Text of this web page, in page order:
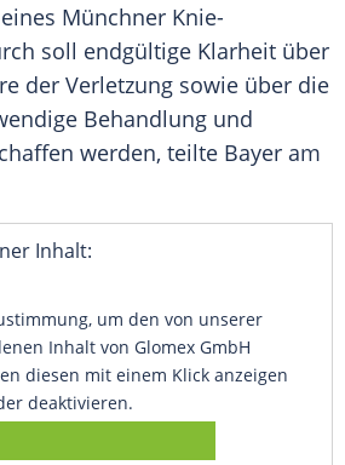
Münchner Knie-
soll endgültige Klarheit über
der Verletzung sowie über die
Behandlung und
werden, teilte Bayer am
Inhalt:
um den von unserer
Inhalt von Glomex GmbH
diesen mit einem Klick anzeigen
deaktivieren.